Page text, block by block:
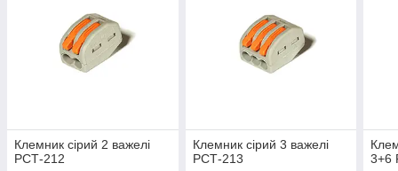
Клемник сірий 2 важелі
РСТ-212
Клемник сірий 3 важелі
РСТ-213
3+6